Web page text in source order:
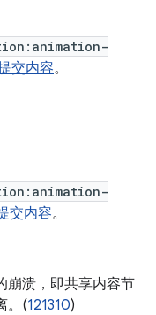
交内容。
交内容。
崩溃，即共享内容节
。(121310)